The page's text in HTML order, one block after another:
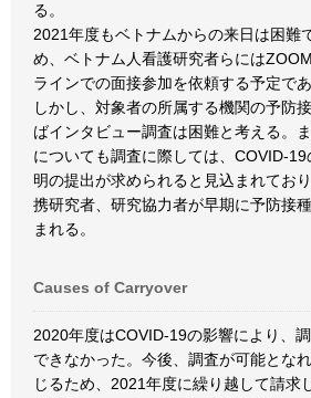
る。
2021年度もベトナムからの来日は困難
め、ベトナム人看護研究者らには
ラインでの面接参加を依頼する予定であ
しかし、対象者の所属する機関の予防
ばインタビュー調査は困難と考える。
についても調査に際しては、COVID-
明の提出が求められると見込まれてお
携研究者、研究協力者が早期に予防接
まれる。
Causes of Carryover
2020年度はCOVID-19の影響により、
できなかった。今後、調査が可能とな
じるため、2021年度に繰り越して請求